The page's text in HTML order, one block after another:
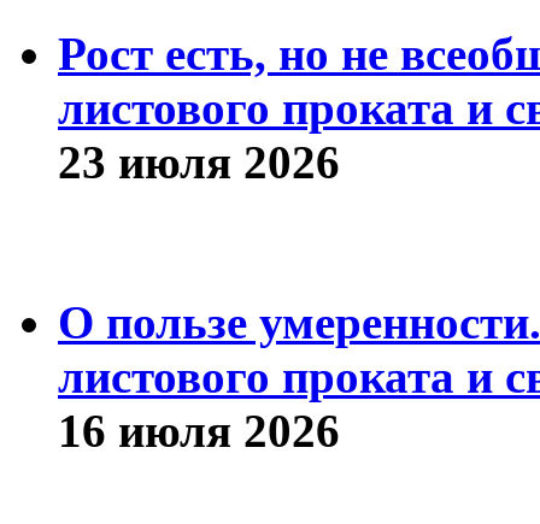
Рост есть, но не
листового проката и
23 июля 2026
О пользе
листового проката и
16 июля 2026